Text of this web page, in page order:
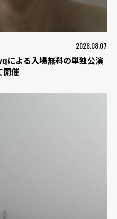
2026.08.07
による入場無料の単独公演
開催